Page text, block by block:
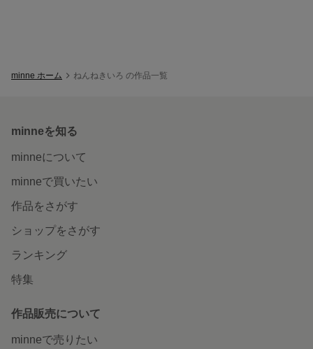
minne ホーム ねんねきいろ の作品一覧
minneを知る
minneについて
minneで買いたい
作品をさがす
ショップをさがす
ランキング
特集
作品販売について
minneで売りたい